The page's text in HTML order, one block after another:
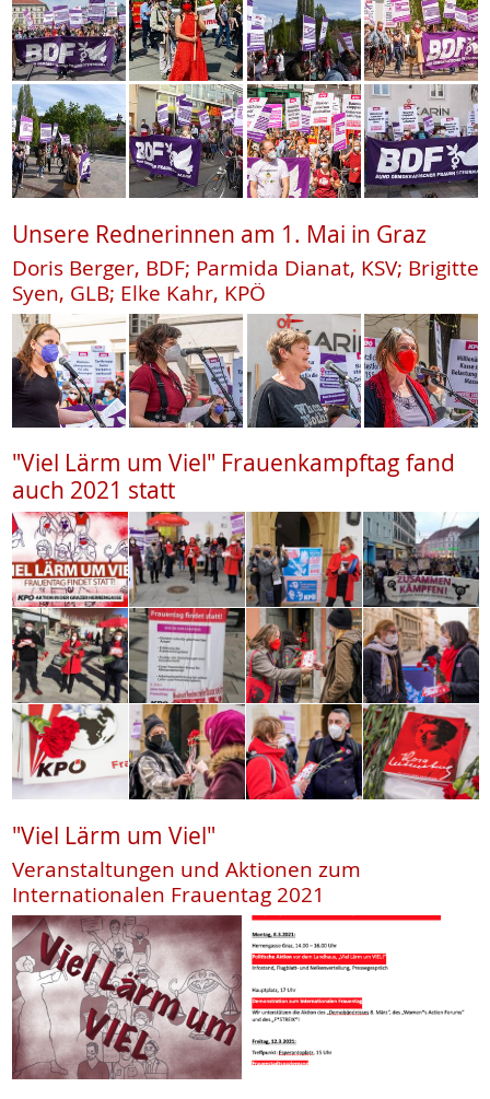
Unsere Rednerinnen am 1. Mai in Graz
Doris Berger, BDF; Parmida Dianat, KSV; Brigitte
Syen, GLB; Elke Kahr, KPÖ
"Viel Lärm um Viel" Frauenkampftag fand
auch 2021 statt
"Viel Lärm um Viel"
Veranstaltungen und Aktionen zum
Internationalen Frauentag 2021